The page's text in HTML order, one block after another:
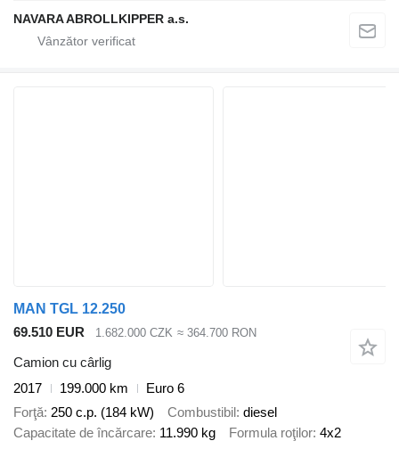
NAVARA ABROLLKIPPER a.s.
MAN TGL 12.250
69.510 EUR
1.682.000 CZK ≈ 364.700 RON
Camion cu cârlig
2017
199.000 km
Euro 6
Forţă 250 c.p. (184 kW) Combustibil diesel
Capacitate de încărcare 11.990 kg Formula roţilor 4x2